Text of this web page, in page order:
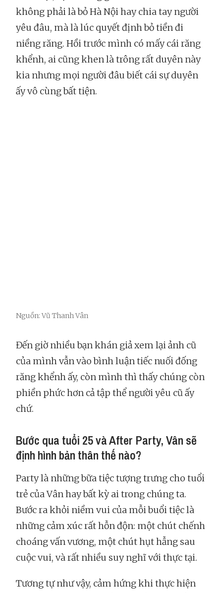
không phải là bỏ Hà Nội hay chia tay người
yêu đâu, mà là lúc quyết định bỏ tiền đi
niềng răng. Hồi trước mình có mấy cái răng
khểnh, ai cũng khen là trông rất duyên này
kia nhưng mọi người đâu biết cái sự duyên
ấy vô cùng bất tiện.
Nguồn: Vũ Thanh Vân
Đến giờ nhiều bạn khán giả xem lại ảnh cũ
của mình vẫn vào bình luận tiếc nuối đống
răng khểnh ấy, còn mình thì thấy chúng còn
phiền phức hơn cả tập thể người yêu cũ ấy
chứ.
Bước qua tuổi 25 và After Party, Vân sẽ
định hình bản thân thế nào?
Party là những bữa tiệc tượng trưng cho tuổi
trẻ của Vân hay bất kỳ ai trong chúng ta.
Bước ra khỏi niềm vui của mỗi buổi tiệc là
những cảm xúc rất hỗn độn: một chút chếnh
choáng vấn vương, một chút hụt hẫng sau
cuộc vui, và rất nhiều suy nghĩ với thực tại.
Tương tự như vậy, cảm hứng khi thực hiện